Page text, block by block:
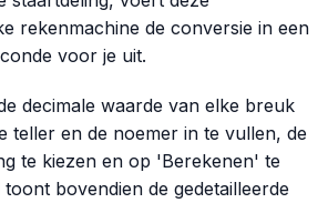
rekenmachine de conversie in een
voor je uit.
decimale waarde van elke breuk
teller en de noemer in te vullen, de
te kiezen en op 'Berekenen' te
bovendien de gedetailleerde